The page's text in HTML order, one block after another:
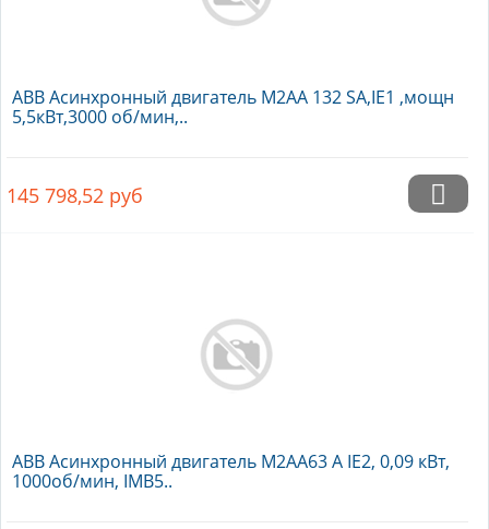
ABB Асинхронный двигатель M2AA 132 SA,IE1 ,мощн
5,5кВт,3000 об/мин,..
145 798,52 руб
ABB Асинхронный двигатель M2AA63 A IE2, 0,09 кВт,
1000об/мин, IMB5..